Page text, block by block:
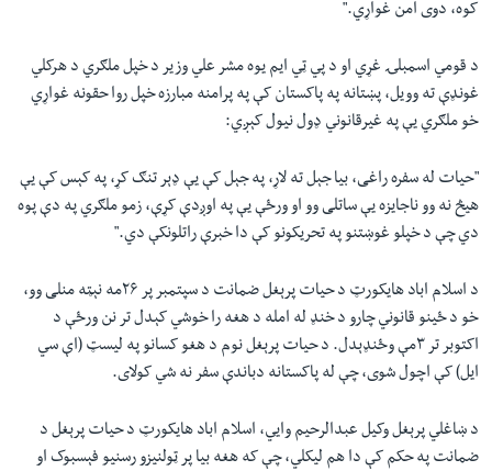
کوه، دوی امن غواړي".
د قومي اسمبلۍ غړي او د پي ټي ایم یوه مشر علي وزیر د خپل ملګري د هرکلي
غونډې ته وویل، پښتانه په پاکستان کې په پرامنه مبارزه خپل روا حقونه غواړي
خو ملګري یې په غیرقانوني ډول نیول کېږي:
"حیات له سفره راغی، بیا جېل ته لاړ، په جېل کې یې ډېر تنګ کړ، په کېس کې یې
هیڅ نه وو ناجایزه یې ساتلی وو او ورځې یې په اوږدې کړې، زمو ملګري په دې پوه
دي چې د خپلو غوښتنو په تحریکونو کې دا خبرې راتلونکې دي".
د اسلام اباد هایکورټ د حیات پرېغل ضمانت د سپتمبر پر ۲۶مه نېټه منلی وو،
خو د ځینو قانوني چارو د خنډ له امله د هغه را خوشي کېدل تر نن ورځې د
اکتوبر تر ۳مې وځنډېدل. د حیات پرېغل نوم د هغو کسانو په لیسټ (اې سي
ایل) کې اچول شوی، چې له پاکستانه دباندې سفر نه شي کولای.
د ښاغلي پرېغل وکیل عبدالرحیم وایي، اسلام اباد هایکورټ د حیات پرېغل د
ضمانت په حکم کې دا هم لیکلي، چې که هغه بیا پر ټولنیزو رسنیو فېسبوک او